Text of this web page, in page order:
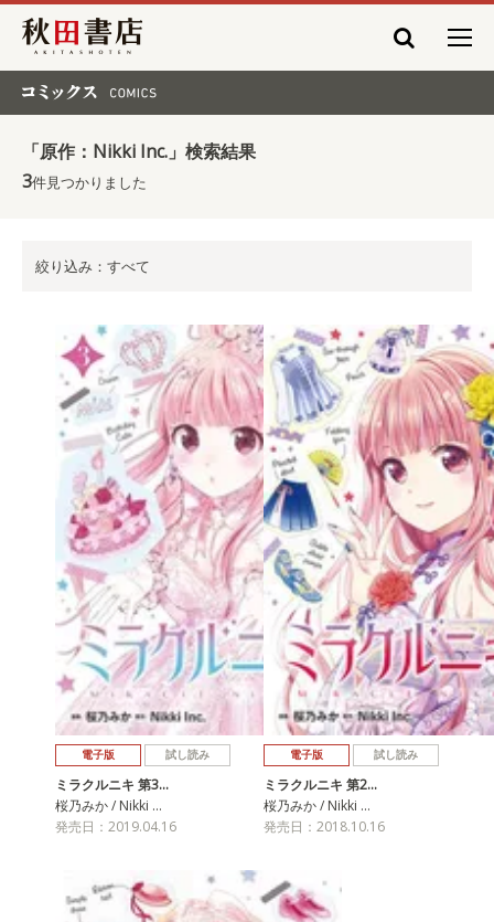
秋田書店
「原作：Nikki Inc.」検索結果
3件見つかりました
絞り込み：すべて
電子版 試し読み
ミラクルニキ 第3…
桜乃みか / Nikki …
発売日：2019.04.16
電子版 試し読み
ミラクルニキ 第2…
桜乃みか / Nikki …
発売日：2018.10.16